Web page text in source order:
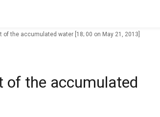
the accumulated water [18; 00 on May 21, 2013]
of the accumulated